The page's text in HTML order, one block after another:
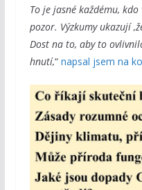
To je jasné každému,
pozor. Výzkumy ukazují
Dost na to, aby to
hnutí,“ napsal jsem na